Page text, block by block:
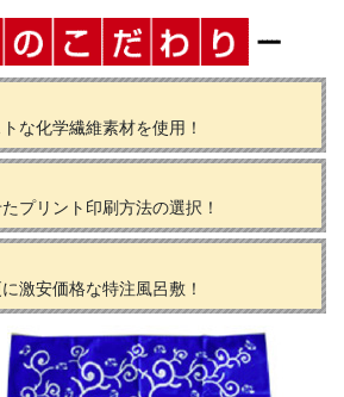
な化学繊維素材を使用！
プリント印刷方法の選択！
激安価格な特注風呂敷！